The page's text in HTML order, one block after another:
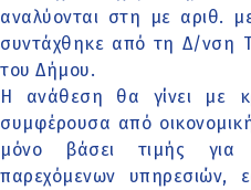
αναλύονται στη με αριθ.
συντάχθηκε από τη Δ/νση
του Δήμου.
Η ανάθεση θα γίνει με
συμφέρουσα από
μόνο βάσει τιμής
παρεχόμενων υπηρεσιών,